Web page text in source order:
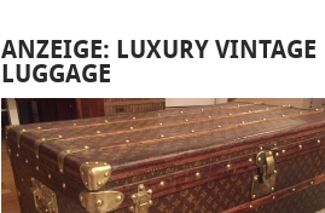
ANZEIGE: LUXURY VINTAGE
LUGGAGE